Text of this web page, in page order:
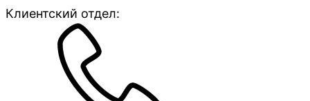
Клиентский отдел: